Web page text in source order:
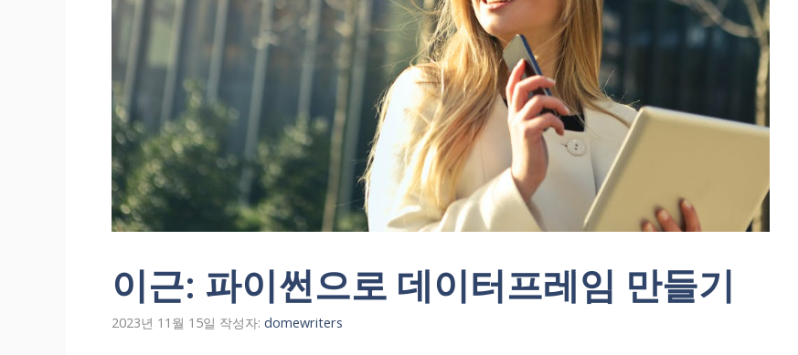
이근: 파이썬으로 데이터프레임 만들기
2023년 11월 15일 작성자: domewriters